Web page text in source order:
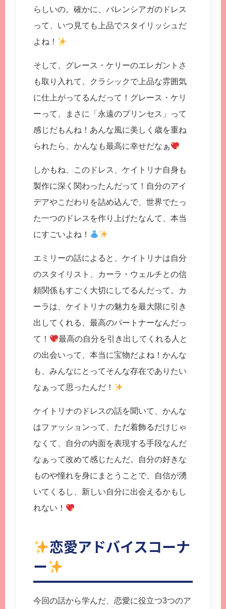
らしいの。確かに、バレンシアガのドレス
って、いつ見ても上品でスタイリッシュだ
よね！
そして、グレース・ケリーのエレガントさ
も取り入れて、クラシックで上品な雰囲気
に仕上がってるんだって！グレース・ケリ
ーって、まさに「永遠のプリンセス」って
感じだもんね！あんな風に美しく歳を重ね
られたら、かんなも最高に幸せだなぁ
しかもね、このドレス、ケイトリナ自身も
製作に深く関わったんだって！自分のアイ
デアやこだわりを詰め込んで、世界でたっ
た一つのドレスを作り上げたなんて、本当
にすごいよね！
エミリーの話によると、ケイトリナは自分
のスタイリスト、カーラ・ウェルチとの信
頼関係もすごく大切にしてるんだって。カ
ーラは、ケイトリナの魅力を最大限に引き
出してくれる、最高のパートナーなんだっ
て！
最高の自分を引き出してくれる人と
の出会いって、本当に宝物だよね！かんな
も、みんなにとってそんな存在でありたい
なぁって思ったんだ！
ケイトリナのドレスの話を聞いて、かんな
はファッションって、ただ着飾るだけじゃ
なくて、自分の内面を表現する手段なんだ
なぁって改めて感じたんだ。自分の好きな
ものや憧れを身にまとうことで、自信が湧
いてくるし、新しい自分に出会えるかもし
れない！
恋愛アドバイスコーナ
ー
今回の話から学んだ、恋愛に役立つ3つのア